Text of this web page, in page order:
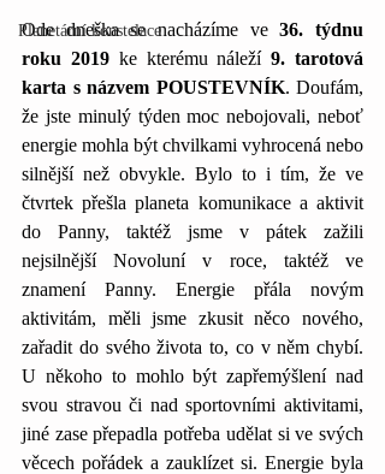
Planetární konstelace
Ode dneška se nacházíme ve 36. týdnu
roku 2019 ke kterému náleží 9. tarotová
karta s názvem POUSTEVNÍK. Doufám,
že jste minulý týden moc nebojovali, neboť
energie mohla být chvilkami vyhrocená nebo
silnější než obvykle. Bylo to i tím, že ve
čtvrtek přešla planeta komunikace a aktivit
do Panny, taktéž jsme v pátek zažili
nejsilnější Novoluní v roce, taktéž ve
znamení Panny. Energie přála novým
aktivitám, měli jsme zkusit něco nového,
zařadit do svého života to, co v něm chybí.
U někoho to mohlo být zapřemýšlení nad
svou stravou či nad sportovními aktivitami,
jiné zase přepadla potřeba udělat si ve svých
věcech pořádek a zauklízet si. Energie byla